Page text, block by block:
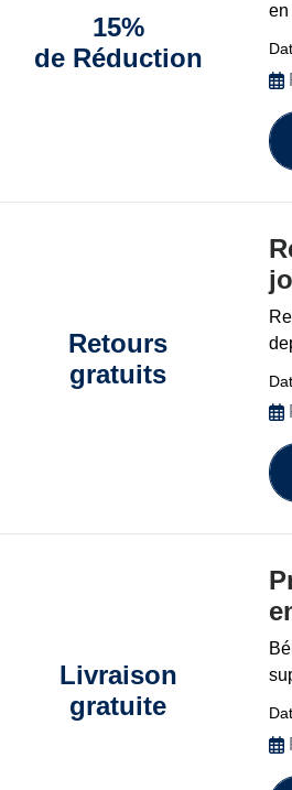
15%
de Réduction
en
Retours
gratuits
Livraison
gratuite